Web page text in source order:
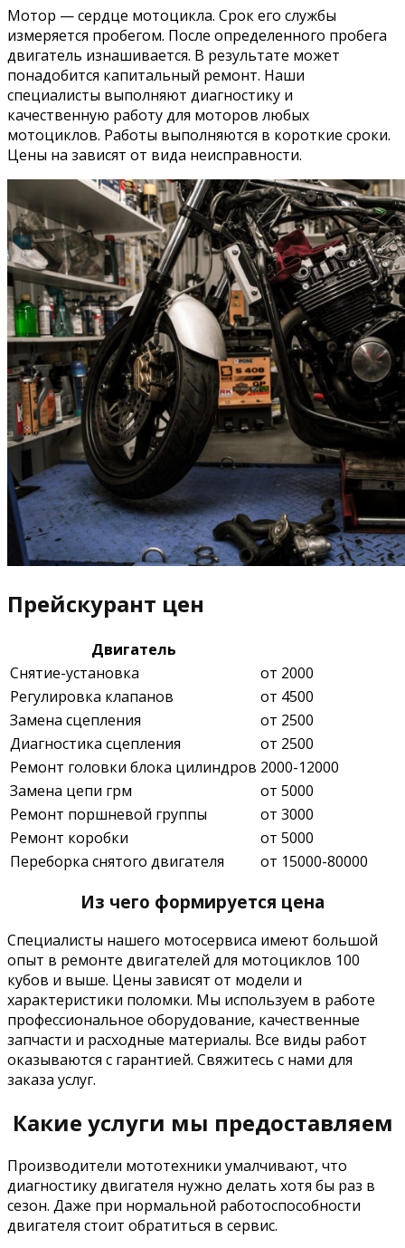
Мотор — сердце мотоцикла. Срок его службы
измеряется пробегом. После определенного пробега
двигатель изнашивается. В результате может
понадобится капитальный ремонт. Наши
специалисты выполняют диагностику и
качественную работу для моторов любых
мотоциклов. Работы выполняются в короткие сроки.
Цены на зависят от вида неисправности.
Прейскурант цен
Двигатель
Снятие-установка
от 2000
Регулировка клапанов
от 4500
Замена сцепления
от 2500
Диагностика сцепления
от 2500
Ремонт головки блока цилиндров 2000-12000
Замена цепи грм
от 5000
Ремонт поршневой группы
от 3000
Ремонт коробки
от 5000
Переборка снятого двигателя
от 15000-80000
Из чего формируется цена
Специалисты нашего мотосервиса имеют большой
опыт в ремонте двигателей для мотоциклов 100
кубов и выше. Цены зависят от модели и
характеристики поломки. Мы используем в работе
профессиональное оборудование, качественные
запчасти и расходные материалы. Все виды работ
оказываются с гарантией. Свяжитесь с нами для
заказа услуг.
Какие услуги мы предоставляем
Производители мототехники умалчивают, что
диагностику двигателя нужно делать хотя бы раз в
сезон. Даже при нормальной работоспособности
двигателя стоит обратиться в сервис.